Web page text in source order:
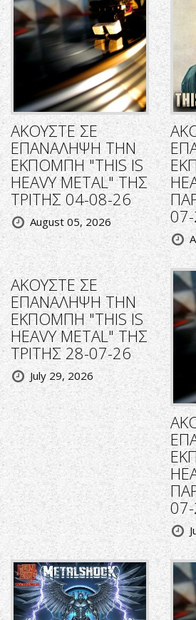
ΑΚΟΥΣΤΕ ΣΕ
ΕΠΑΝΑΛΗΨΗ ΤΗΝ
ΕΚΠΟΜΠΗ "THIS IS
HEAVY METAL" ΤΗΣ
ΤΡΙΤΗΣ 04-08-26
August 05, 2026
ΑΚΟΥΣΤΕ ΣΕ
ΕΠΑΝΑΛΗΨΗ ΤΗΝ
ΕΚΠΟΜΠΗ "THIS IS
HEAVY METAL" ΤΗΣ
ΤΡΙΤΗΣ 28-07-26
July 29, 2026